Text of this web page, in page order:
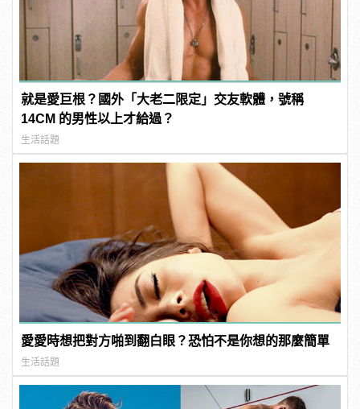
就是愛巨根？國外「大老二限定」交友軟體，號稱
14CM 的男性以上才給過？
生活話題
愛愛時想把對方啪到翻白眼？恐怕不是你想的那麼簡單
生活話題